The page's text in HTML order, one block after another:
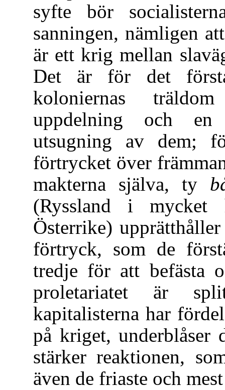
syfte bör
sanningen, nämligen
är ett krig mellan
Det är för det
koloniernas
uppdelning och
utsugning av dem;
förtrycket över
makterna själva, ty
(Ryssland i
Österrike)
förtryck, som de
tredje för att befästa
proletariatet är
kapitalisterna har
på kriget, underblåser
stärker reaktionen,
även de friaste och